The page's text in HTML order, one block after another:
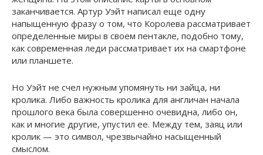
заканчивается. Артур Уэйт написал еще одну
напыщенную фразу о том, что Королева рассматривает
определенные миры в своем пентакле, подобно тому,
как современная леди рассматривает их на смартфоне
или планшете.
Но Уэйт не счел нужным упомянуть ни зайца, ни
кролика. Либо важность кролика для англичан начала
прошлого века была совершенно очевидна, либо он,
как и многие другие, упустил ее. Между тем, заяц или
кролик — это символ, чрезвычайно насыщенный
смыслом.